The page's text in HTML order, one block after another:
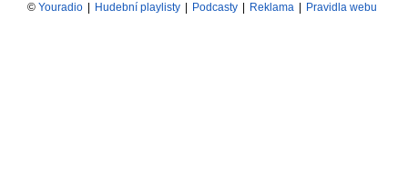
© Youradio Hudební playlisty Podcasty Reklama Pravidla webu